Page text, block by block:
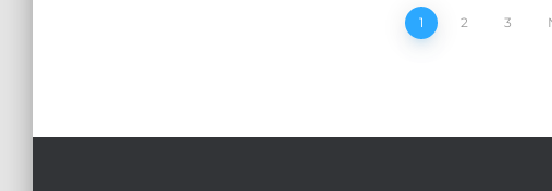
Beitragsnavigation
1 2 3